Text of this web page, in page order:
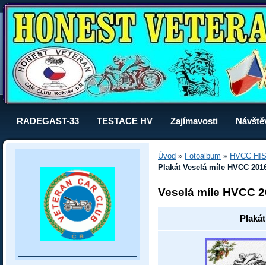
RADEGAST-33 TESTACE HV Zajímavosti
Úvod » Fotoalbum » HVCC
Plakát Veselá míle HVCC
Veselá míle HVCC